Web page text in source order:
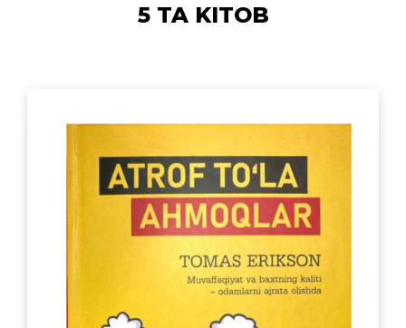
5 TA KITOB